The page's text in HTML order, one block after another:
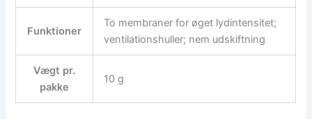
Funktioner
To membraner for øget lydintensitet;
ventilationshuller; nem udskiftning
Vægt pr.
pakke
10 g